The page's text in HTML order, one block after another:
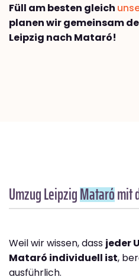
Füll am besten gleich
planen wir gemeinsam
Leipzig nach Mataró!
Umzug LeipzigMatarómit
Weil wir wissen, dass jeder
Mataró individuell ist,
ausführlich.